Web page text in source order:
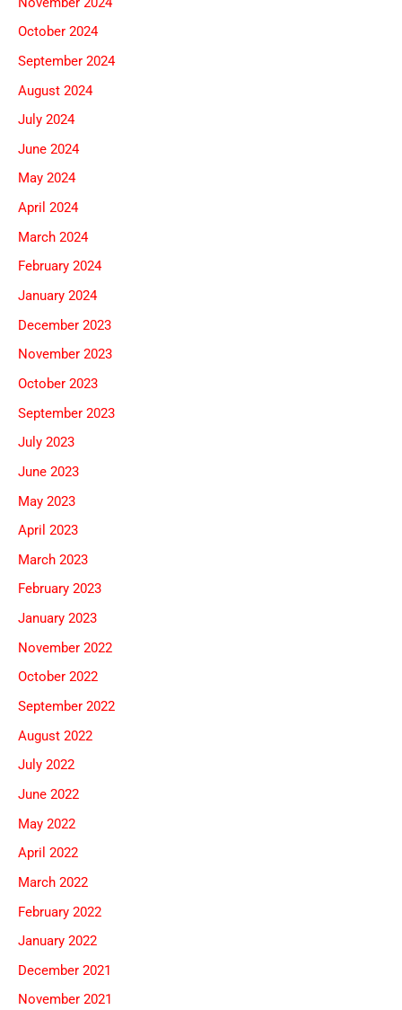
October 2024
September 2024
August 2024
July 2024
June 2024
May 2024
April 2024
March 2024
February 2024
January 2024
December 2023
November 2023
October 2023
September 2023
July 2023
June 2023
May 2023
April 2023
March 2023
February 2023
January 2023
November 2022
October 2022
September 2022
August 2022
July 2022
June 2022
May 2022
April 2022
March 2022
February 2022
January 2022
December 2021
November 2021